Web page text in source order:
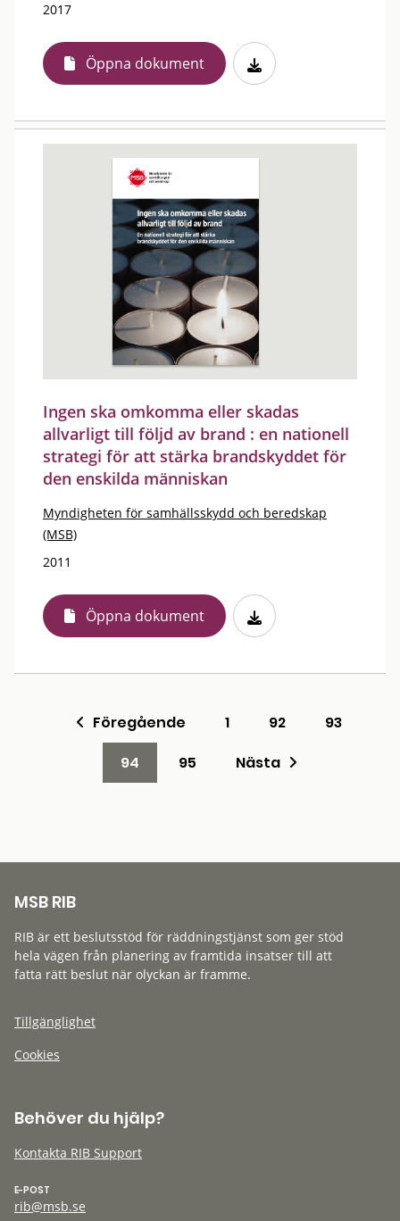
2017
Öppna dokument
Ingen ska omkomma eller skadas
allvarligt till följd av brand : en nationell
strategi för att stärka brandskyddet för
den enskilda människan
Myndigheten för samhällsskydd och beredskap
(MSB)
2011
Öppna dokument
Föregående 1 92
93
94
95 Nästa
MSB RIB
RIB är ett beslutsstöd för räddningstjänst som ger stöd
hela vägen från planering av framtida insatser till att
fatta rätt beslut när olyckan är framme.
Tillgänglighet
Cookies
Behöver du hjälp?
Kontakta RIB Support
E-POST
rib@msb.se